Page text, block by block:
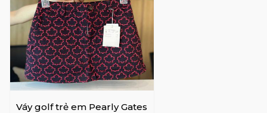
Váy golf trẻ em Pearly Gates